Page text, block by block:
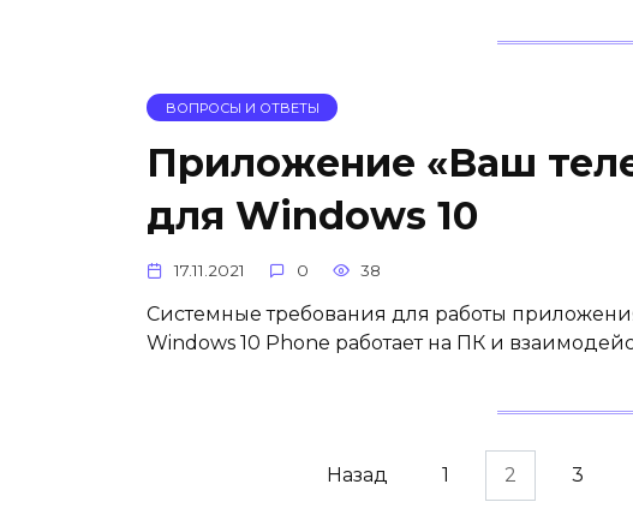
ВОПРОСЫ И ОТВЕТЫ
Приложение «Ваш
для Windows 10
17.11.2021 0 38
Системные требования для работы
Windows 10 Phone работает на ПК и
Назад 1 2 3